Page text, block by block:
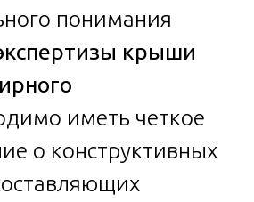
понимания
крыши
иметь четкое
о конструктивных